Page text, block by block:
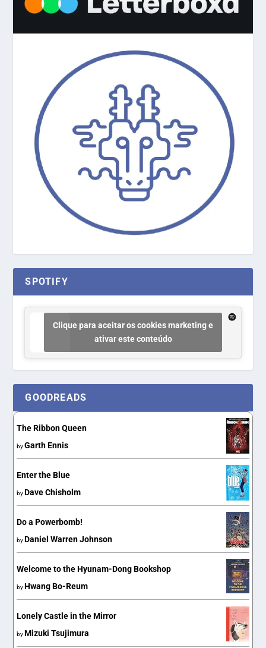
SPOTIFY
Clique para aceitar os cookies marketing e
ativar este conteúdo
GOODREADS
The Ribbon Queen
byGarth Ennis
Enter the Blue
by Dave Chisholm
Do a Powerbomb!
by Daniel Warren Johnson
Welcome to the Hyunam-Dong Bookshop
by Hwang Bo-Reum
Lonely Castle in the Mirror
by Mizuki Tsujimura